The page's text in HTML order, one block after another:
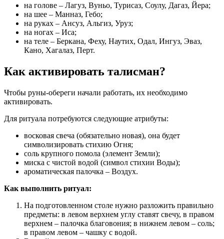
на голове – Лагуз, Вуньо, Турисаз, Соулу, Дагаз, Йера;
на шее – Манназ, Гебо;
на руках – Ансуз, Альгиз, Уруз;
на ногах – Иса;
на теле – Беркана, Феху, Наутих, Одал, Ингуз, Эваз,
Кано, Хагалаз, Перт.
Как активировать талисман?
Чтобы руны-обереги начали работать, их необходимо
активировать.
Для ритуала потребуются следующие атрибуты:
восковая свеча (обязательно новая), она будет
символизировать стихию Огня;
соль крупного помола (элемент Земли);
миска с чистой водой (символ стихии Воды);
ароматическая палочка – Воздух.
Как выполнить ритуал:
На подготовленном столе нужно разложить правильно
предметы: в левом верхнем углу ставят свечу, в правом
верхнем – палочка благовония; в нижнем левом – соль;
в правом левом – чашку с водой.